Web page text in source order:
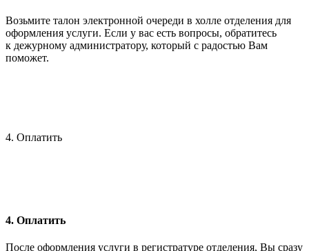
Возьмите талон электронной очереди в холле отделения для
оформления услуги. Если у вас есть вопросы, обратитесь
к дежурному администратору, который с радостью Вам
поможет.
4. Оплатить
4. Оплатить
После оформления услуги в регистратуре отделения, Вы сразу